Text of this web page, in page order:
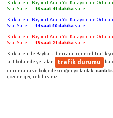
Kırklareli - Bayburt Arası Yol Karayolu ile
Saat Sürer :
16 saat 41 dakika sürer
Kırklareli - Bayburt Arası Yol Karayolu ile
Saat Sürer :
14 saat 50 dakika sürer
Kırklareli - Bayburt Arası Yol Karayolu ile
Saat Sürer :
13 saat 21 dakika sürer
Kırklareli ile Bayburt illeri arası güncel Trafik
üst bölümde yer alan
trafik durumu
durumunu ve bölgedeki diğer yollardaki canlı
gözden geçirebilirsiniz.